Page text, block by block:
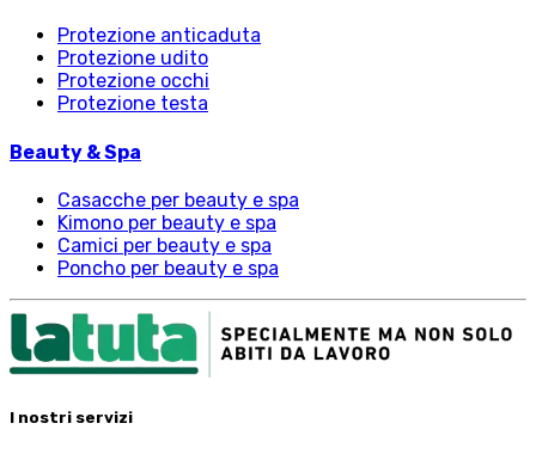
Protezione anticaduta
Protezione udito
Protezione occhi
Protezione testa
Beauty & Spa
Casacche per beauty e spa
Kimono per beauty e spa
Camici per beauty e spa
Poncho per beauty e spa
I nostri servizi